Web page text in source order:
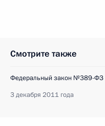
Смотрите также
Федеральный закон №389-ФЗ
3 декабря 2011 года